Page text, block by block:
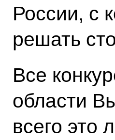
России, с
решать
Все
области
всего это